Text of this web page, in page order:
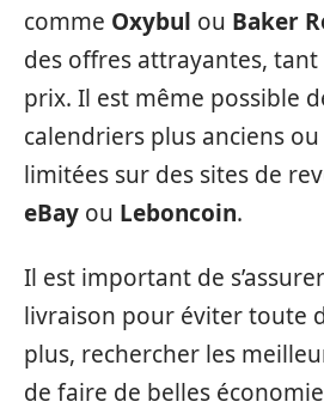
comme Oxybul ou Baker
des offres attrayantes, tant
prix. Il est même possible
calendriers plus anciens
limitées sur des sites de
eBay ou Leboncoin.
Il est important de
livraison pour éviter toute
plus, rechercher les
de faire de belles